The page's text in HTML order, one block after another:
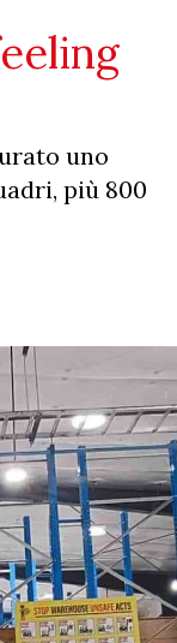
uno
più 800